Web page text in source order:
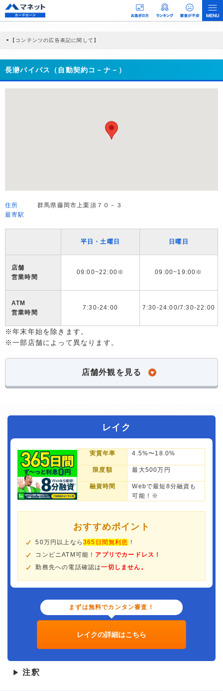
【コンテンツの広告表記に関して】
商品を根拠なくPRするものではなく、当編集部の調査／ユーザーへの口コミ収集な
どに基づき、公平性を担保した情報提供を行っています。
>提携企業一覧
長瀞バイパス（自動契約コ－ナ－）
住所
群馬県藤岡市上栗須７０－３
最寄駅
平日・土曜日 日曜日
店舗
営業時間
09:00~22:00※ 09:00~19:00※
ATM
営業時間
7:30-24:00 7:30-24:00/7:30-22:00
※年末年始を除きます。
※一部店舗によって異なります。
店舗外観を見る
レイク
実質年率 4.5%〜18.0%
限度額 最大500万円
融資時間
Webで最短8分融資も
可能！※
おすすめポイント
50万円以上なら365日間無利息 ！
コンビニATM可能！ アプリでカードレス！
勤務先への電話確認は一切しません。
まずは無料でカンタン審査！
レイクの詳細はこちら
▶ 注釈